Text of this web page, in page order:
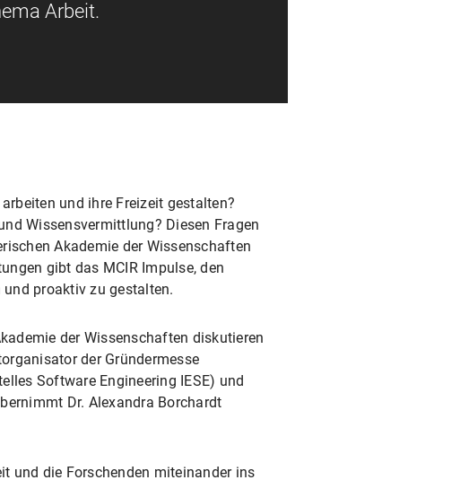
Arbeit.
und ihre Freizeit gestalten?
Wissensvermittlung? Diesen Fragen
Akademie der Wissenschaften
gibt das MCIR Impulse, den
proaktiv zu gestalten.
der Wissenschaften diskutieren
der Gründermesse
Software Engineering IESE) und
Dr. Alexandra Borchardt
und die Forschenden miteinander ins